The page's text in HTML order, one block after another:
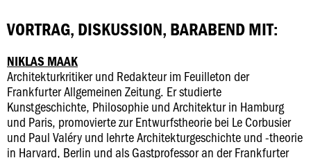
VORTRAG, DISKUSSION, BARABEND MIT:
NIKLAS MAAK
Architekturkritiker und Redakteur im Feuilleton der
Frankfurter Allgemeinen Zeitung. Er studierte
Kunstgeschichte, Philosophie und Architektur in Hamburg
und Paris, promovierte zur Entwurfstheorie bei Le Corbusier
und Paul Valéry und lehrte Architekturgeschichte und -theorie
in Harvard, Berlin und als Gastprofessor an der Frankfurter